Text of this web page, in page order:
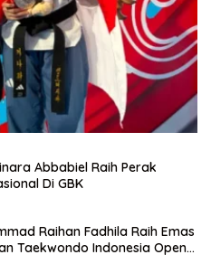
Abbabiel Raih Perak
Di GBK
Raihan Fadhila Raih Emas
Taekwondo Indonesia Open